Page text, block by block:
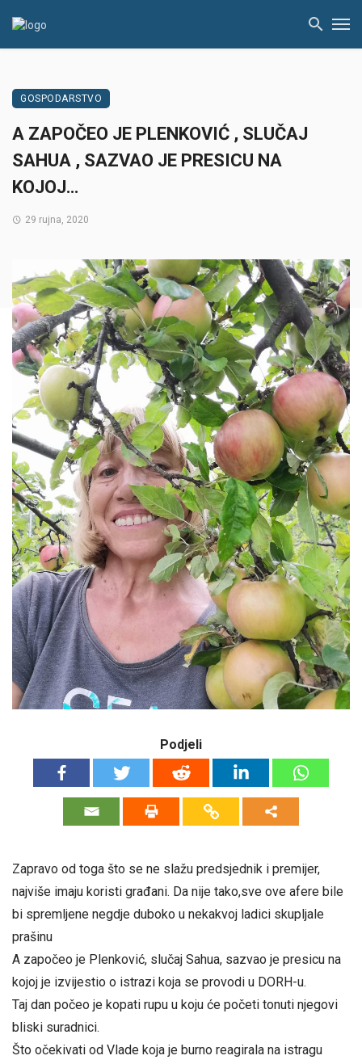
GOSPODARSTVO
A ZAPOČEO JE PLENKOVIĆ , SLUČAJ
SAHUA , SAZVAO JE PRESICU NA
KOJOJ…
29 rujna, 2020
Podjeli
Zapravo od toga što se ne slažu predsjednik i premijer,
najviše imaju koristi građani. Da nije tako,sve ove afere bile
bi spremljene negdje duboko u nekakvoj ladici skupljale
prašinu
A započeo je Plenković, slučaj Sahua, sazvao je presicu na
kojoj je izvijestio o istrazi koja se provodi u DORH-u.
Taj dan počeo je kopati rupu u koju će početi tonuti njegovi
bliski suradnici.
Što očekivati od Vlade koja je burno reagirala na istragu